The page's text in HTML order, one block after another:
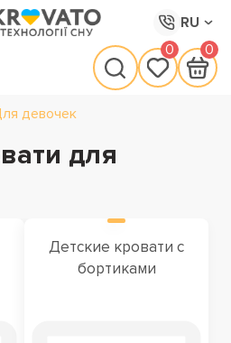
RU
0 0
девочек
для
Детские кровати с
бортиками